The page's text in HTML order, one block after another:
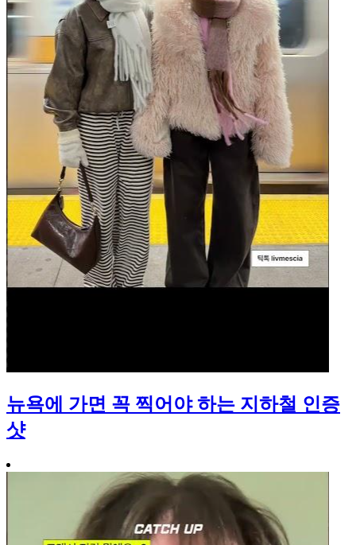
뉴욕에 가면 꼭 찍어야 하는 지하철 인증
샷